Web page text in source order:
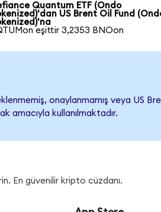
Quantum ETF (Ondo
US Brent Oil Fund
eşittir 3,2353 BNOon
onaylanmamış veya US
amacıyla kullanılmaktadır.
En güvenilir kripto cüzdanı.